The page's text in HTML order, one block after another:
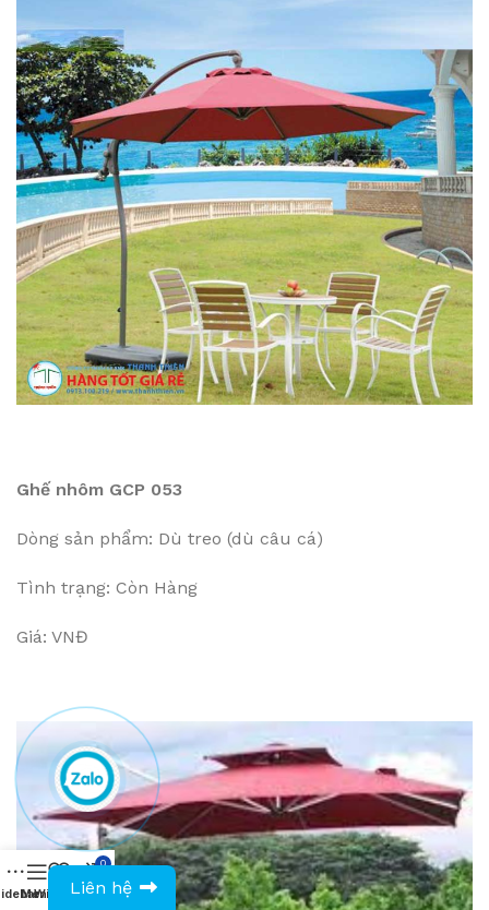
Ghế nhôm GCP 053
Dòng sản phẩm: Dù treo (dù câu cá)
Tình trạng: Còn Hàng
Giá: VNĐ
MenuWishlistCompare
0
Cart
Liên hệ
0943594386